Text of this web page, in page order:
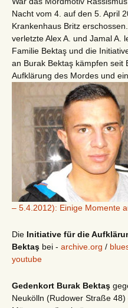
Nacht vom 4. auf den 5. April
Krankenhaus Britz
verletzte Alex A. und Jamal A.
Familie Bektaş und die
an Burak Bektaş kämpfen seit
Aufklärung des Mordes und
– 5.4.2012): Einige Momente
Die Initiative für die
Bektaş bei - archive.org /
youtube
Gedenkort Burak Bektaş
Neukölln (Rudower Straße